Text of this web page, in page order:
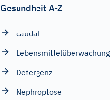
Gesundheit A-Z
caudal
Lebensmittelüberwachung
Detergenz
Nephroptose